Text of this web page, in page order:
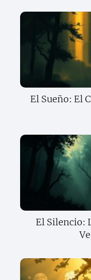
El Sueño: El
El Silencio: